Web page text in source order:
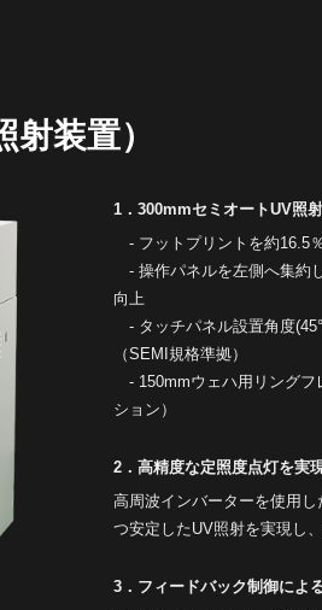
装置）
1．300mmセミオートUV照
- フットプリントを約16.5
- 操作パネルを左側へ集約
向上
- タッチパネル設置角度
（SEMI規格準拠）
- 150mmウェハ用リングフ
ション）
2．高精度な定照度点灯を実
高周波インバーターを使用
つ安定したUV照射を実現し
3．フィードバック制御によ